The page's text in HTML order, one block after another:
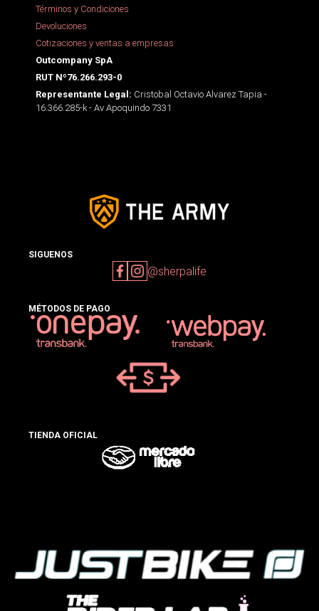
Términos y Condiciones
Devoluciones
Cotizaciones y ventas a empresas
Outcompany SpA
RUT Nº76.266.293-0
Representante Legal: Cristobal Octavio Alvarez Tapia -
16.366.285-k - Av Apoquindo 7331
SIGUENOS
@sherpalife
MÉTODOS DE PAGO
TIENDA OFICIAL